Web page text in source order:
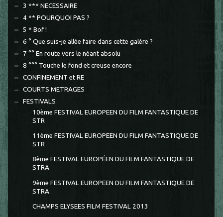
3 *** NECESSAIRE
4 ** POURQUOI PAS ?
5 * Bof !
6 ° Que suis-je allée faire dans cette galère ?
7 °° En route vers le néant absolu
8 °°° Touche le fond et creuse encore
CONFINEMENT et RE
COURTS METRAGES
FESTIVALS
10ème FESTIVAL EUROPEEN DU FILM FANTASTIQUE DE
STR
11ème FESTIVAL EUROPEEN DU FILM FANTASTIQUE DE
STR
8ème FESTIVAL EUROPÉEN DU FILM FANTASTIQUE DE
STRA
9ème FESTIVAL EUROPEEN DU FILM FANTASTIQUE DE
STRA
CHAMPS ELYSEES FILM FESTIVAL 2013